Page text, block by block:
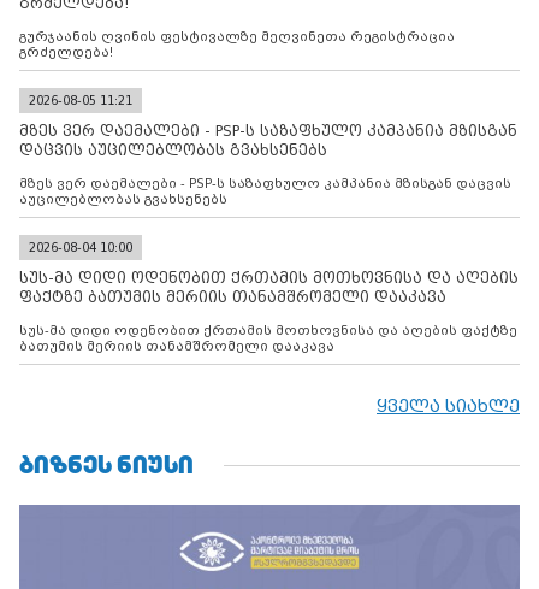
გრძელდება!
გურჯაანის ღვინის ფესტივალზე მეღვინეთა რეგისტრაცია
გრძელდება!
2026-08-05 11:21
მზეს ვერ დაემალები - PSP-ს საზაფხულო კამპანია მზისგან
დაცვის აუცილებლობას გვახსენებს
მზეს ვერ დაემალები - PSP-ს საზაფხულო კამპანია მზისგან დაცვის
აუცილებლობას გვახსენებს
2026-08-04 10:00
სუს-მა დიდი ოდენობით ქრთამის მოთხოვნისა და აღების
ფაქტზე ბათუმის მერიის თანამშრომელი დააკავა
სუს-მა დიდი ოდენობით ქრთამის მოთხოვნისა და აღების ფაქტზე
ბათუმის მერიის თანამშრომელი დააკავა
ყველა სიახლე
ᲑᲘᲖᲜᲔᲡ ᲜᲘᲣᲡᲘ